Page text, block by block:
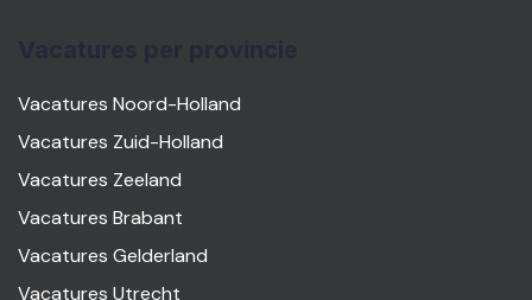
Vacatures Noord-Holland
Vacatures Zuid-Holland
Vacatures Zeeland
Vacatures Brabant
Vacatures Gelderland
Vacatures Utrecht